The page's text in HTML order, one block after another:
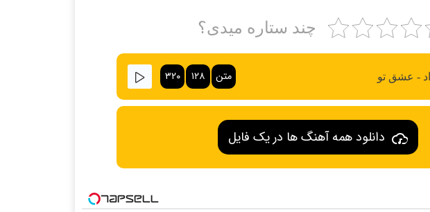
چند ستاره میدی؟
- عشق تو متن ۱۲۸ ۳۲۰
دانلود همه آهنگ ها در یک فایل